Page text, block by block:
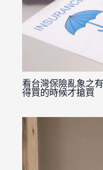
看台灣保險亂象之
得買的時候才搶買